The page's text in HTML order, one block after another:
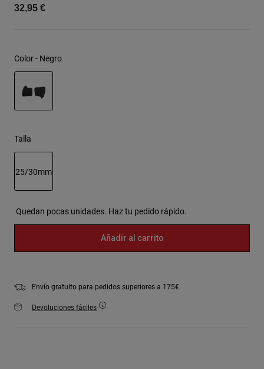
32,95 €
Color - Negro
Talla
25/30mm
Quedan pocas unidades. Haz tu pedido rápido.
Añadir al carrito
Envío gratuito para pedidos superiores a 175€
Devoluciones fáciles